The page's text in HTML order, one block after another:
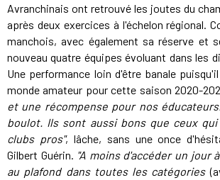
Avranchinais ont retrouvé les joutes du
après deux exercices à l'échelon régional.
manchois, avec également sa réserve et
nouveau quatre équipes évoluant dans les
Une performance loin d'être banale
monde amateur pour cette saison 2020-
et une récompense pour nos
boulot. Ils sont aussi bons que ceux
clubs pros", lâche, sans une once
Gilbert Guérin. "A moins d'accéder un jour
au plafond dans toutes les catégories